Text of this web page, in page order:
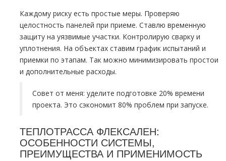
Каждому риску есть простые меры. Проверяю
целостность панелей при приеме. Ставлю временную
защиту на уязвимые участки. Контролирую сварку и
уплотнения. На объектах ставим график испытаний и
приемки по этапам. Так можно минимизировать простои
и дополнительные расходы.
Совет от меня: уделите подготовке 20% времени
проекта. Это сэкономит 80% проблем при запуске.
ТЕПЛОТРАССА ФЛЕКСАЛЕН:
ОСОБЕННОСТИ СИСТЕМЫ,
ПРЕИМУЩЕСТВА И ПРИМЕНИМОСТЬ